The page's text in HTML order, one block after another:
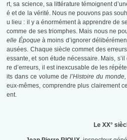
rt, sa science, sa littérature témoignent
é et de la vérité. Nous ne pouvons pas
u lieu : il y a énormément à apprendre de
comme de ses triomphes. Mais nous ne
elle Époqueà moins d’ignorer
ausées. Chaque siècle commet des
essante, et son étude nécessaire. Mais,
re d’erreurs, il est inexcusable de les
its dans ce volume del’Histoire du monde,
eux-mêmes, comprendre plus clairement
ent.
Le XX°